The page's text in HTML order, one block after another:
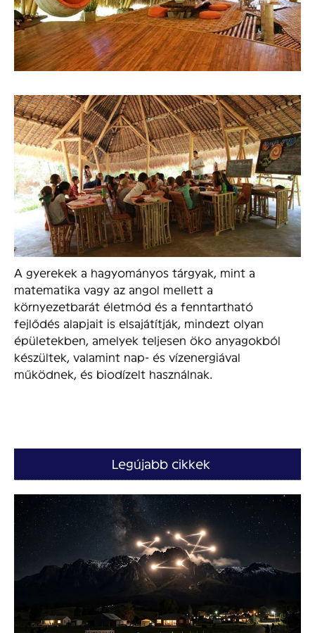
A gyerekek a hagyományos tárgyak, mint a
matematika vagy az angol mellett a
környezetbarát életmód és a fenntartható
fejlődés alapjait is elsajátítják, mindezt olyan
épületekben, amelyek teljesen öko anyagokból
készültek, valamint nap- és vízenergiával
működnek, és biodízelt használnak.
Legújabb cikkek